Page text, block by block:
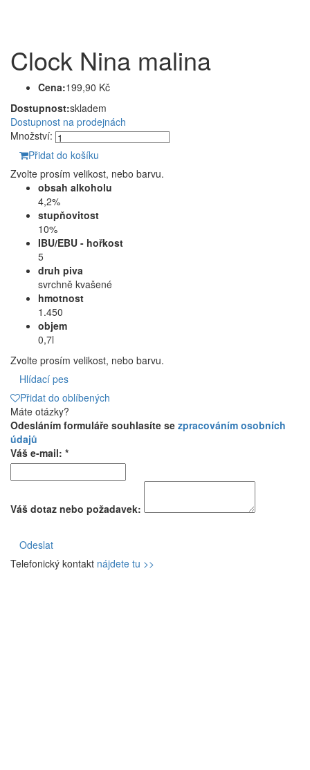
Clock Nina malina
Cena:199,90 Kč
Dostupnost:skladem
Dostupnost na prodejnách
Množství:
Přidat do košíku
Zvolte prosím velikost, nebo barvu.
obsah alkoholu
4,2%
stupňovitost
10%
IBU/EBU - hořkost
5
druh piva
svrchně kvašené
hmotnost
1.450
objem
0,7l
Zvolte prosím velikost, nebo barvu.
Hlídací pes
Přidat do oblíbených
Máte otázky?
Odesláním formuláře souhlasíte se zpracováním osobních
údajů
Váš e-mail: *
Váš dotaz nebo požadavek:
Odeslat
Telefonický kontakt nájdete tu >>